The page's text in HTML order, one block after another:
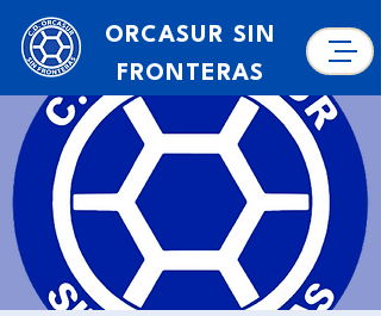
ORCASUR SIN
FRONTERAS